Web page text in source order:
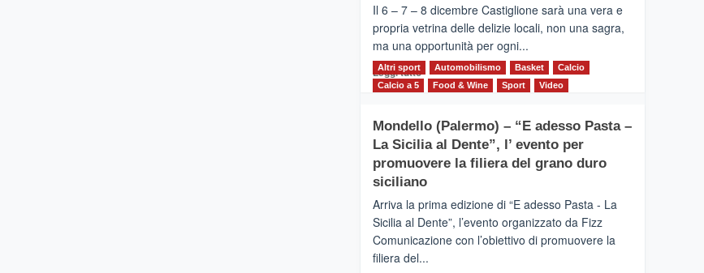
alla
scoperta
del
territorio,
tra
sport
messaggi
di
Il 6 – 7 – 8 dicembre Castiglione sarà una vera e
propria vetrina delle delizie locali, non una sagra,
ma una opportunità per ogni...
Leggi tuttoLeggi
CASTIGLIONE
DI
SICILIA
(Ct)
Il
Borgo
del
Altri sport Automobilismo Basket
Calcio
Calcio a 5
Food & Wine Sport Video
Mondello (Palermo) – “E adesso Pasta –
La Sicilia al Dente”, l’ evento per
promuovere la filiera del grano duro
siciliano
Arriva la prima edizione di “E adesso Pasta - La
Sicilia al Dente”, l’evento organizzato da Fizz
Comunicazione con l’obiettivo di promuovere la
filiera del...